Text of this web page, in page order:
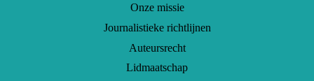
Onze missie
Journalistieke richtlijnen
Auteursrecht
Lidmaatschap